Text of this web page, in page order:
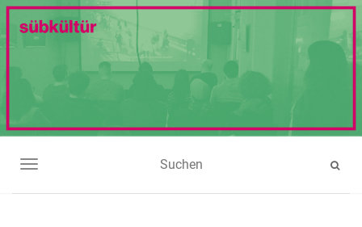
NAVIGATION UMSCHALTEN